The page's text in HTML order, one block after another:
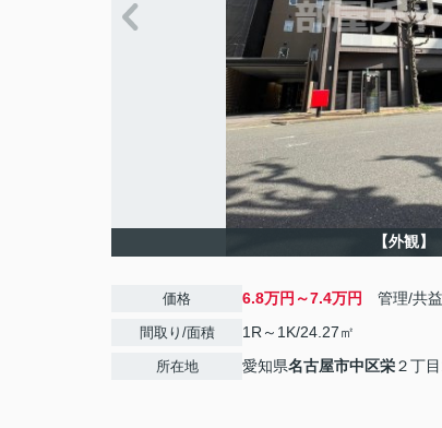
【外観】
価格 6.8万円～7.4万円 管理/共
間取り/面積 1R～1K/24.27㎡
所在地 愛知県名古屋市中区栄２丁